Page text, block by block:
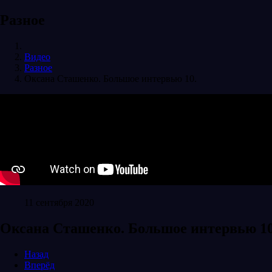
Разное
Видео
Разное
Оксана Сташенко. Большое интервью 10.
11 сентября 2020
Оксана Сташенко. Большое интервью
Назад
Вперёд